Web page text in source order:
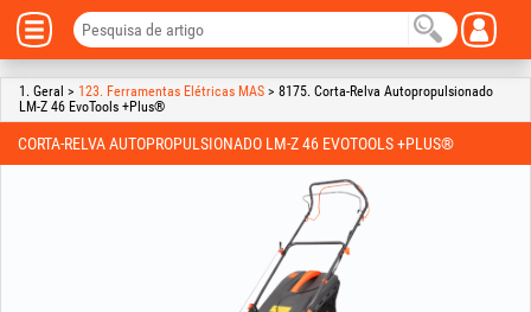
1. Geral > 123. Ferramentas Elétricas MAS > 8175. Corta-Relva Autopropulsionado
LM-Z 46 EvoTools +Plus®
CORTA-RELVA AUTOPROPULSIONADO LM-Z 46 EVOTOOLS +PLUS®